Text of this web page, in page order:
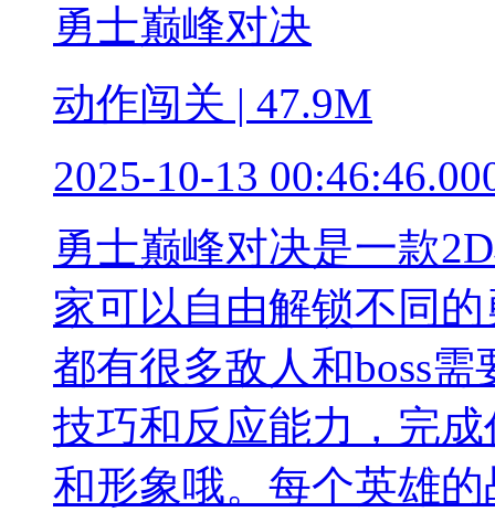
勇士巅峰对决
动作闯关 | 47.9M
2025-10-13
勇士巅峰对决是一款
家可以自由解锁不同
都有很多敌人和boss
技巧和反应能力，完
和形象哦。每个英雄